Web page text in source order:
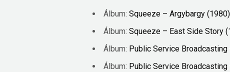
Álbum: Squeeze – Argybargy (1980)
Álbum: Squeeze – East Side Story
Álbum: Public Service
Álbum: Public Service